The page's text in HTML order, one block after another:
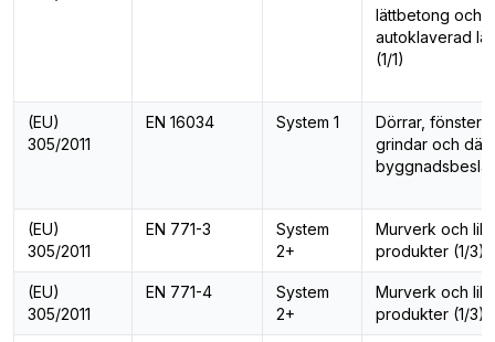
lättbetong och
autoklaverad
(1/1)
(EU)
305/2011
EN 16034 System 1
Dörrar, fönster,
grindar och
(EU)
305/2011
EN 771-3
System
2+
Murverk och
produkter (1/3)
(EU)
305/2011
EN 771-4
System
2+
Murverk och
produkter (1/3)